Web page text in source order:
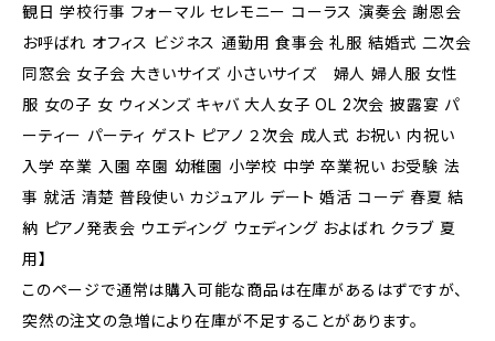
観日 学校行事 フォーマル セレモニー コーラス 演奏会 謝恩会
お呼ばれ オフィス ビジネス 通勤用 食事会 礼服 結婚式 二次会
同窓会 女子会 大きいサイズ 小さいサイズ 婦人 婦人服 女性
服 女の子 女 ウィメンズ キャバ 大人女子 OL 2次会 披露宴 パ
ーティー パーティ ゲスト ピアノ ２次会 成人式 お祝い 内祝い
入学 卒業 入園 卒園 幼稚園 小学校 中学 卒業祝い お受験 法
事 就活 清楚 普段使い カジュアル デート 婚活 コーデ 春夏 結
納 ピアノ発表会 ウエディング ウェディング およばれ クラブ 夏
用】
このページで通常は購入可能な商品は在庫があるはずですが、
突然の注文の急増により在庫が不足することがあります。